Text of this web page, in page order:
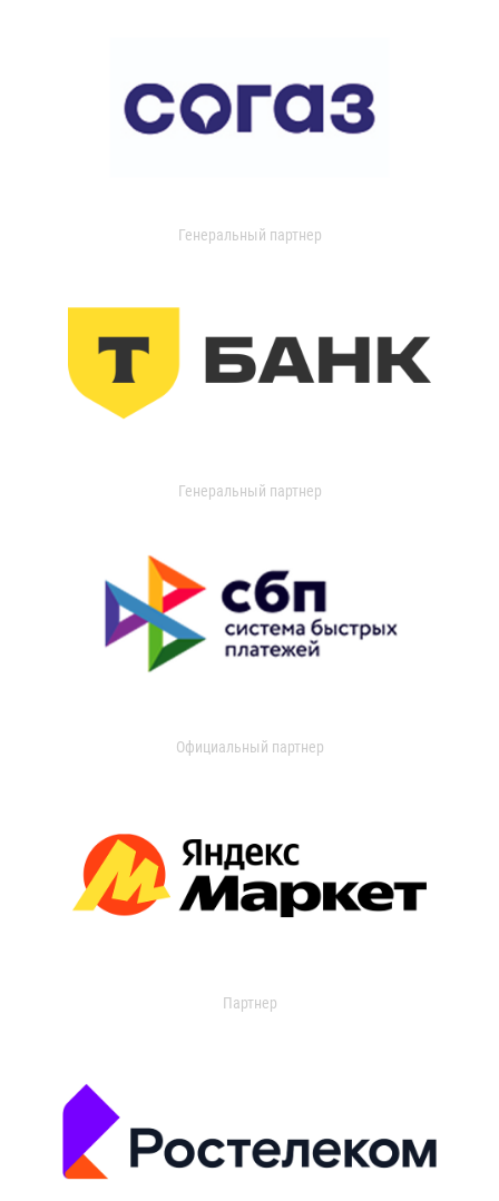
Генеральный партнер
Генеральный партнер
Официальный партнер
Партнер